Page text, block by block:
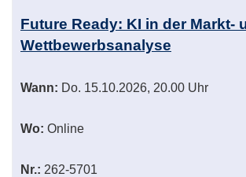
Future Ready: KI in der Markt-
Wettbewerbsanalyse
Wann: Do. 15.10.2026, 20.00 Uhr
Wo: Online
Nr.: 262-5701